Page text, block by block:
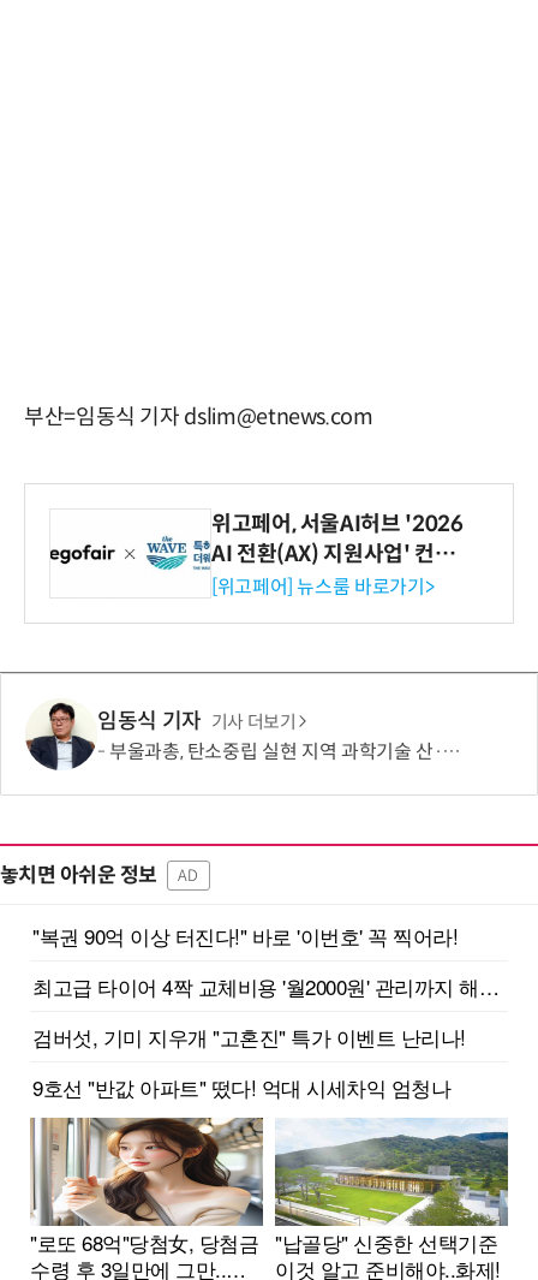
부산=임동식 기자 dslim@etnews.com
위고페어, 서울AI허브 '2026
AI 전환(AX) 지원사업' 컨소
시엄 선정
[위고페어] 뉴스룸 바로가기>
임동식 기자 기사 더보기
부울과총, 탄소중립 실현 지역 과학기술 산·학·연·관 협력 모색
놓치면 아쉬운 정보 AD